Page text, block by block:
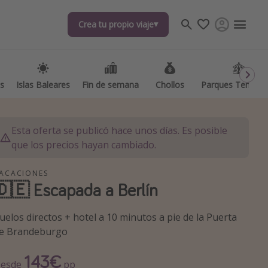
Crea tu propio viaje
Islas Baleares Fin de semana Chollos Parques
Crea tu propio viaje
Islas Baleares Fin de semana Chollos Parques
destinos
Esta oferta se publicó hace unos días. Es posible
que los precios hayan cambiado.
Escapada a Berlín
directos + hotel a 10 minutos a pie de la Puerta
Brandeburgo
143€ pp